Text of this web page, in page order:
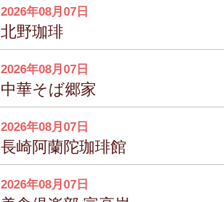
2026年08月07日
北野珈琲
2026年08月07日
中華そば郷家
2026年08月07日
長崎阿蘭陀珈琲館
2026年08月07日